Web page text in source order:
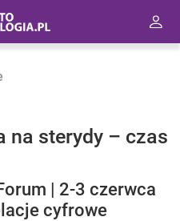
na sterydy – czas
| 2-3 czerwca
cyfrowe